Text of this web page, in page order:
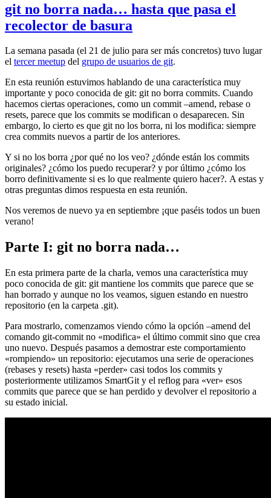
git no borra nada… hasta que pasa el
recolector de basura
La semana pasada (el 21 de julio para ser más concretos) tuvo lugar
el tercer meetup del grupo de usuarios de git.
En esta reunión estuvimos hablando de una característica muy
importante y poco conocida de git: git no borra commits. Cuando
hacemos ciertas operaciones, como un commit –amend, rebase o
resets, parece que los commits se modifican o desaparecen. Sin
embargo, lo cierto es que git no los borra, ni los modifica: siempre
crea commits nuevos a partir de los anteriores.
Y si no los borra ¿por qué no los veo? ¿dónde están los commits
originales? ¿cómo los puedo recuperar? y por último ¿cómo los
borro definitivamente si es lo que realmente quiero hacer?. A estas y
otras preguntas dimos respuesta en esta reunión.
Nos veremos de nuevo ya en septiembre ¡que paséis todos un buen
verano!
Parte I: git no borra nada…
En esta primera parte de la charla, vemos una característica muy
poco conocida de git: git mantiene los commits que parece que se
han borrado y aunque no los veamos, siguen estando en nuestro
repositorio (en la carpeta .git).
Para mostrarlo, comenzamos viendo cómo la opción –amend del
comando git-commit no «modifica» el último commit sino que crea
uno nuevo. Después pasamos a demostrar este comportamiento
«rompiendo» un repositorio: ejecutamos una serie de operaciones
(rebases y resets) hasta «perder» casi todos los commits y
posteriormente utilizamos SmartGit y el reflog para «ver» esos
commits que parece que se han perdido y devolver el repositorio a
su estado inicial.